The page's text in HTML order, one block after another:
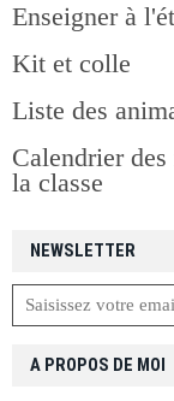
NEWSLETTER
Enseigner à
Kit et colle
Liste des
Calendrier
la classe
A PROPOS DE MOI